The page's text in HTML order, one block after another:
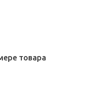
товара